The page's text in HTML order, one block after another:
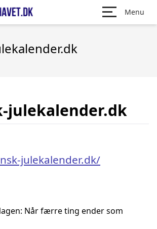
Menu
julekalender.dk
julekalender.dk/
Når færre ting ender som